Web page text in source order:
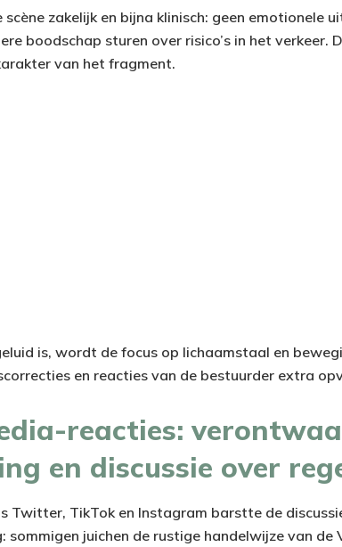
zakelijk en bijna klinisch: geen emotionele
boodschap sturen over risico’s in het verkeer.
van het fragment.
is, wordt de focus op lichaamstaal en
en reacties van de bestuurder extra
reacties:
en discussie over
Twitter, TikTok en Instagram barstte de
sommigen juichen de rustige handelwijze van de